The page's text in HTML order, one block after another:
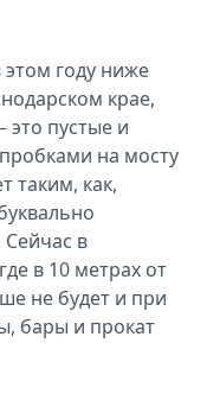
году ниже
крае,
это пустые и
на мосту
таким, как,
в
в 10 метрах от
не будет и при
бары и прокат